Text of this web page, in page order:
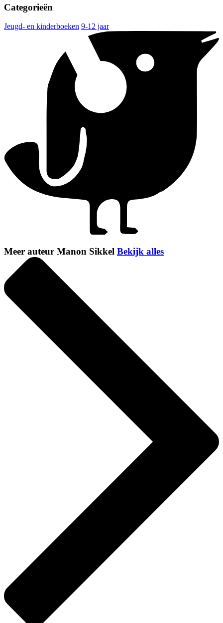
Categorieën
Jeugd- en kinderboeken 9-12 jaar
Meer auteur Manon Sikkel Bekijk alles